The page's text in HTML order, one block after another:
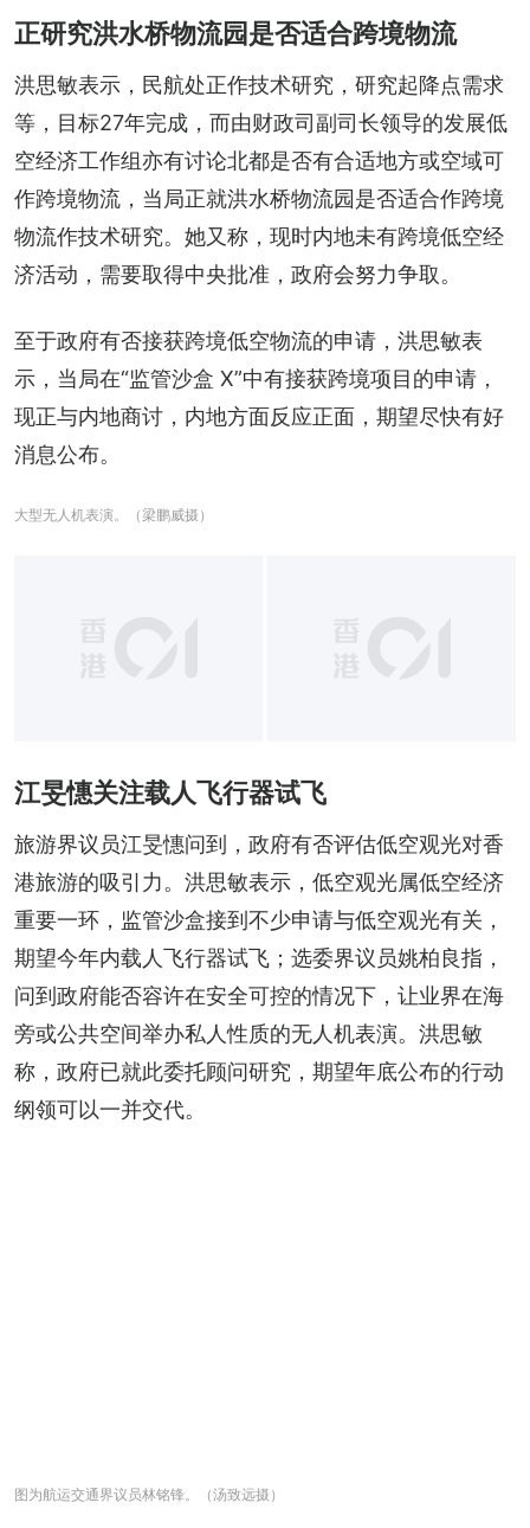
正研究洪水桥物流园是否适合跨境物流
洪思敏表示，民航处正作技术研究，研究起降点需求
等，目标27年完成，而由财政司副司长领导的发展低
空经济工作组亦有讨论北都是否有合适地方或空域可
作跨境物流，当局正就洪水桥物流园是否适合作跨境
物流作技术研究。她又称，现时内地未有跨境低空经
济活动，需要取得中央批准，政府会努力争取。
至于政府有否接获跨境低空物流的申请，洪思敏表
示，当局在“监管沙盒 X”中有接获跨境项目的申请，
现正与内地商讨，内地方面反应正面，期望尽快有好
消息公布。
大型无人机表演。（梁鹏威摄）
江旻憓关注载人飞行器试飞
旅游界议员江旻憓问到，政府有否评估低空观光对香
港旅游的吸引力。洪思敏表示，低空观光属低空经济
重要一环，监管沙盒接到不少申请与低空观光有关，
期望今年内载人飞行器试飞；选委界议员姚柏良指，
问到政府能否容许在安全可控的情况下，让业界在海
旁或公共空间举办私人性质的无人机表演。洪思敏
称，政府已就此委托顾问研究，期望年底公布的行动
纲领可以一并交代。
图为航运交通界议员林铭锋。（汤致远摄）